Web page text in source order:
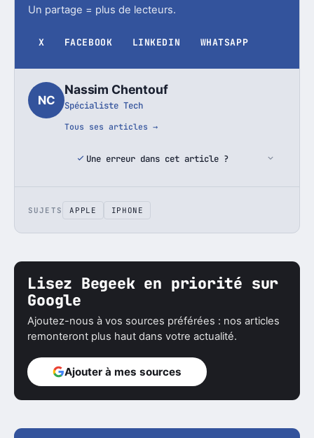
Un partage = plus de lecteurs.
X FACEBOOK LINKEDIN WHATSAPP
NC
Nassim Chentouf
Spécialiste Tech
Tous ses articles →
Une erreur dans cet article ?
SUJETS APPLE IPHONE
Lisez Begeek en priorité sur
Google
Ajoutez-nous à vos sources préférées : nos articles
remonteront plus haut dans votre actualité.
Ajouter à mes sources